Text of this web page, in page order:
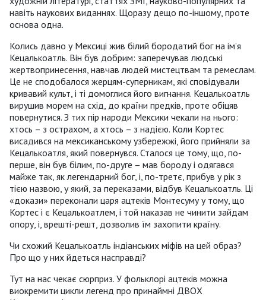
навіть наукових виданнях. Щоразу дещо по-іншому, проте
основа одна.
Колись давно у Мексиці жив білий бородатий бог на ім’я
Кецалькоатль. Він був добрим: заперечував людські
жертвопринесення, навчав людей мистецтвам та ремеслам.
Це не сподобалося жерцям-суперникам, які сповідували
кривавий культ, і ті домоглися його вигнання. Кецалькоатль
вирушив морем на схід, до країни предків, проте обіцяв
повернутися. З тих пір народи Мексики чекали на нього:
хтось – з острахом, а хтось – з надією. Коли Кортес
висадився на мексиканському узбережжі, його прийняли за
Кецалькоатля, який повернувся. Сталося це тому, що, по-
перше, він був білим, по-друге – мав бороду і одягався
майже так, як легендарний бог, і, по-третє, прибув у рік з
тією назвою, у який, за переказами, відбув Кецалькоатль. Ці
«докази» переконали царя ацтеків Монтесуму у тому, що
Кортес і є Кецалькоатлем, і той наказав не чинити зайдам
опору, і, врешті-решт, дозволив їм захопити країну.
Чи схожий Кецалькоатль індіанських міфів на цей образ?
Про що у них йдеться насправді?
Тут на нас чекає сюрприз. У фольклорі ацтеків можна
виокремити цикли легенд про принаймні ДВОХ